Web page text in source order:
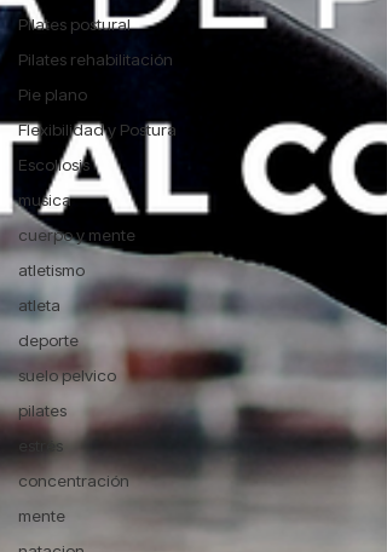
Pilates postural
Pilates rehabilitación
Pie plano
Flexibilidad y Postura
Escoliosis
musica
cuerpo y mente
atletismo
atleta
deporte
suelo pelvico
pilates
estrés
concentración
mente